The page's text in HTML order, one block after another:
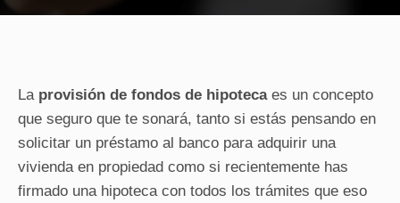
La provisión de fondos de hipotecaes un concepto
que seguro que te sonará, tanto si estás pensando en
solicitar un préstamo al banco para adquirir una
vivienda en propiedad como si recientemente has
firmado una hipoteca con todos los trámites que eso